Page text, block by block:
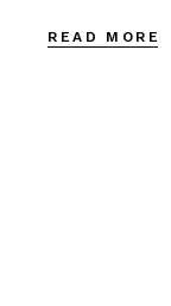
READ MORE